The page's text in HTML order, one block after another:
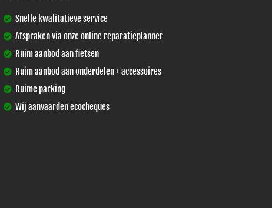
Snelle kwalitatieve service
Afspraken via onze online reparatieplanner
Ruim aanbod aan fietsen
Ruim aanbod aan onderdelen + accessoires
Ruime parking
Wij aanvaarden ecocheques